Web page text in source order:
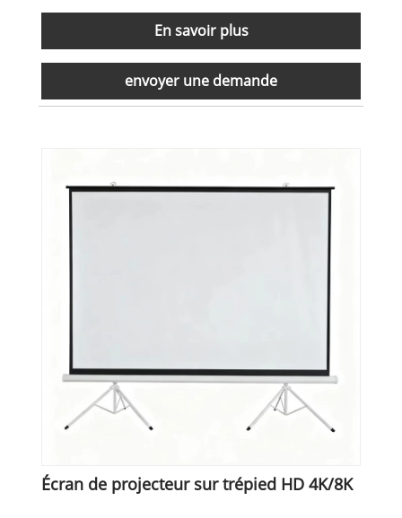
En savoir plus
envoyer une demande
Écran de projecteur sur trépied HD 4K/8K